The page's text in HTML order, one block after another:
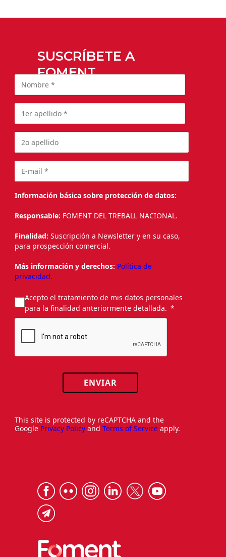
SUSCRÍBETE A
FOMENT
Información básica sobre protección de datos:
Responsable: FOMENT DEL TREBALL NACIONAL.
Finalidad: Suscripción a Newsletter y en su caso,
para prospección comercial.
Más información y derechos: Política de
privacidad.
Acepto el tratamiento de mis datos personales
para la finalidad anteriormente detallada.
ENVIAR
This site is protected by reCAPTCHA and the
Google Privacy Policy and Terms of Service apply.